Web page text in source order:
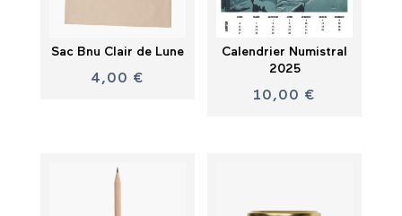
Sac Bnu Clair de Lune
4,00 €
Calendrier Numistral
2025
10,00 €